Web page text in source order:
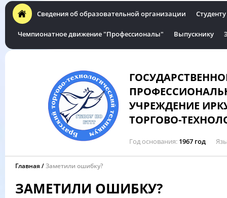
Сведения об образовательной организации Студенту
Чемпионатное движение "Профессионалы" Выпускнику
УЧРЕЖДЕНИЕ
ТОРГОВО-
Год основания 1967 год
Главная Заметили ошибку?
ЗАМЕТИЛИ ОШИБКУ?